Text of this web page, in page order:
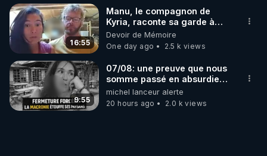
16:55
Manu, le compagnon de
Kyria, raconte sa garde à
vue musclée. PARTAGEZ!
Devoir de Mémoire
One day ago
2.5 k views
9:55
07/08: une preuve que nous
somme passé en absurdie
une dictature qui veut faire
taire ses opposant !
michel lanceur alerte
20 hours ago
2.0 k views